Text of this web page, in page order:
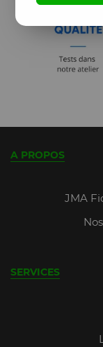
A PROPOS
JMA
SERVICES